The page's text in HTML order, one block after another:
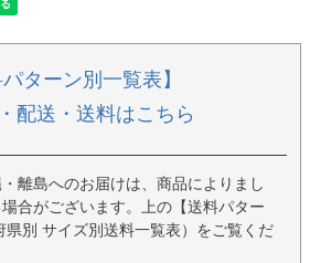
パターン別一覧表】
配送・送料はこちら
離島へのお届けは、商品によりまし
合がございます。上の【送料パター
県別 サイズ別送料一覧表）をご覧くだ